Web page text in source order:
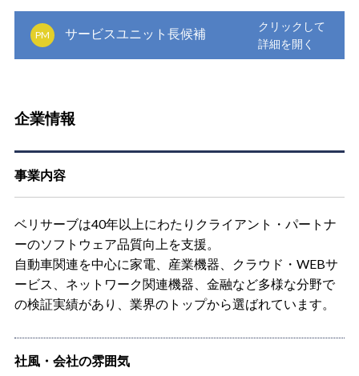
PM サービスユニット長候補
企業情報
事業内容
ベリサーブは40年以上にわたりクライアント・パートナ
ーのソフトウェア品質向上を支援。
自動車関連を中心に家電、産業機器、クラウド・WEBサ
ービス、ネットワーク関連機器、金融など多様な分野で
の検証実績があり、業界のトップから選ばれています。
社風・会社の雰囲気